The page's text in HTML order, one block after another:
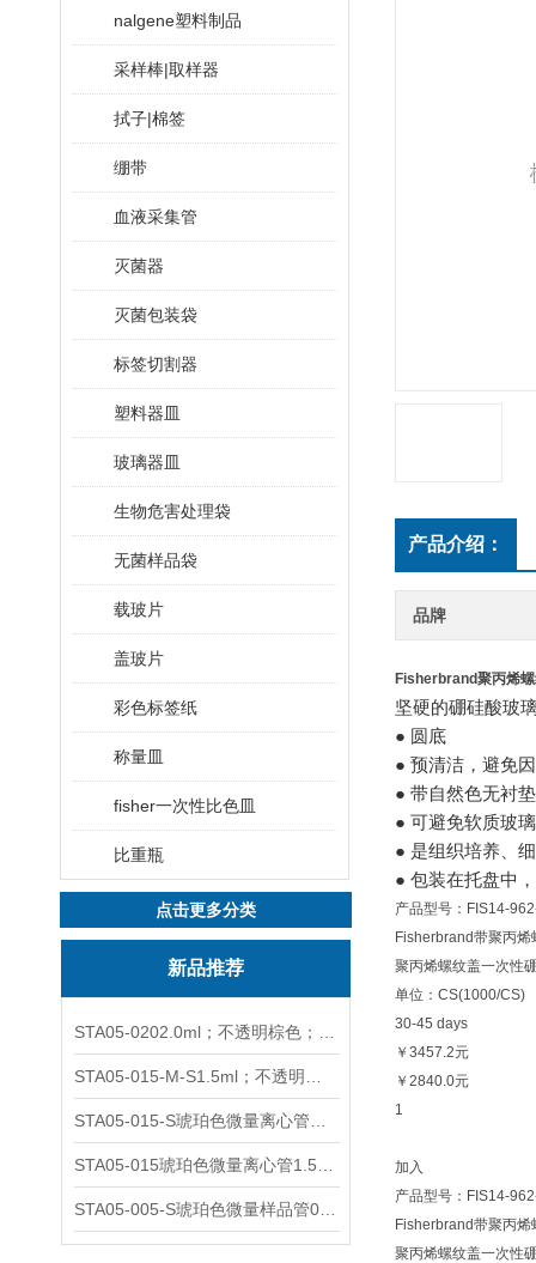
nalgene塑料制品
采样棒|取样器
拭子|棉签
绷带
血液采集管
灭菌器
灭菌包装袋
标签切割器
塑料器皿
玻璃器皿
生物危害处理袋
无菌样品袋
载玻片
盖玻片
彩色标签纸
称量皿
fisher一次性比色皿
比重瓶
点击更多分类
新品推荐
产品介绍：
品牌
Fisherbrand聚丙烯
坚硬的硼硅酸玻
● 圆底
● 预清洁，避免
● 带自然色无衬
● 可避免软质玻
● 是组织培养、
● 包装在托盘中
产品型号：FIS14-
Fisherbrand带聚丙
聚丙烯螺纹盖一次性
单位：CS(1000/CS)
30-45 days
￥3457.2元
￥2840.0元
1
加入
产品型号：FIS14-
Fisherbrand带聚丙
聚丙烯螺纹盖一次性